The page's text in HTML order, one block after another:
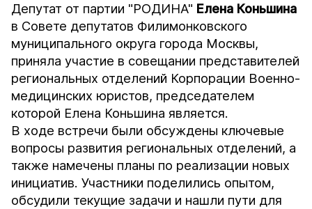
Депутат от партии "РОДИНА" Елена Коньшина
в Совете депутатов Филимонковского
муниципального округа города Москвы,
приняла участие в совещании представителей
региональных отделений Корпорации Военно-
медицинских юристов, председателем
которой Елена Коньшина является.
В ходе встречи были обсуждены ключевые
вопросы развития региональных отделений, а
также намечены планы по реализации новых
инициатив. Участники поделились опытом,
обсудили текущие задачи и нашли пути для